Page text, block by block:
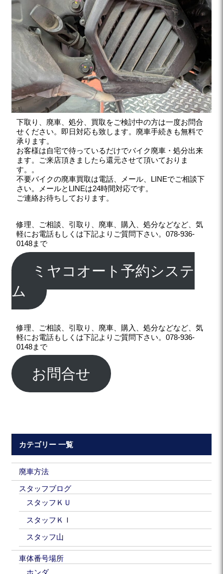
下取り、廃車、処分、買取をご検討中の方は一度お問合
せください。即日対応も致します。廃車手続きも無料で
承ります。
お客様は自宅で待っているだけでバイク廃車・処分出来
ます。ご来店頂きましたら還元させて頂いておりま
す。。
不要バイクの廃車買取は電話、メール、LINEでご相談下
さい。メールとLINEは24時間対応です。
ご連絡お待ちしております。
修理、ご相談、引取り、廃車、購入、処分などなど、気
軽にお電話もしくは下記よりご質問下さい。078-936-
0148まで
ミヤコオート予約システ
ム
修理、ご相談、引取り、廃車、購入、処分などなど、気
軽にお電話もしくは下記よりご質問下さい。078-936-
0148まで
お問合せ
カテゴリー 一覧
廃車方法
スタッフブログ
スタッフＫＵ
スタッフＫＩ
スタッフ山
車体番号場所